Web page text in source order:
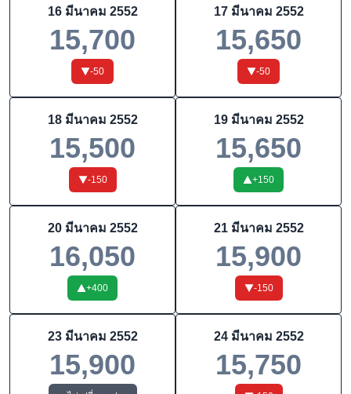
16 มีนาคม 2552
15,700
-50
17 มีนาคม 2552
15,650
-50
18 มีนาคม 2552
15,500
-150
19 มีนาคม 2552
15,650
+150
20 มีนาคม 2552
16,050
+400
21 มีนาคม 2552
15,900
-150
23 มีนาคม 2552
15,900
24 มีนาคม 2552
15,750